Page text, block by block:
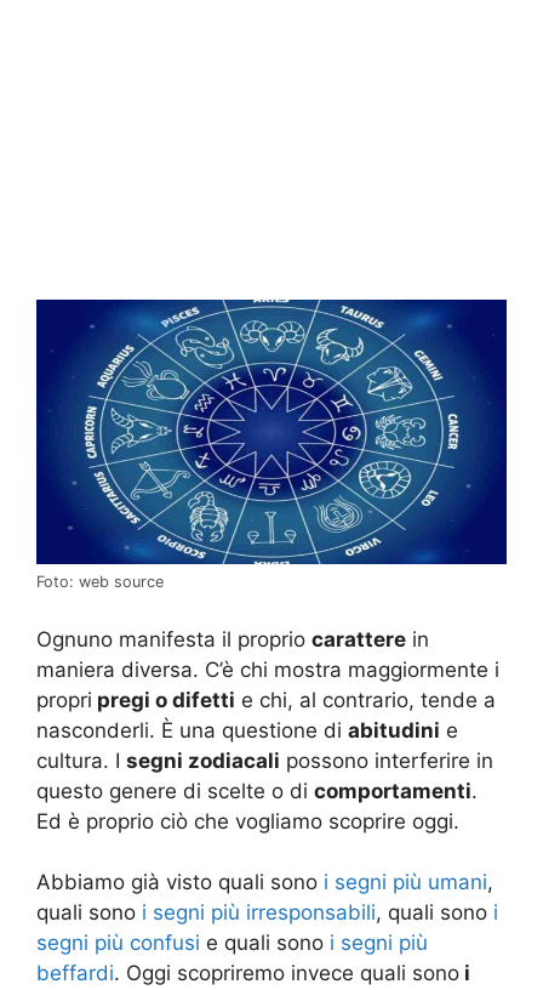
Foto: web source
Ognuno manifesta il proprio carattere in
maniera diversa. C’è chi mostra maggiormente i
propri pregi o difetti e chi, al contrario, tende a
nasconderli. È una questione di abitudini e
cultura. I segni zodiacali possono interferire in
questo genere di scelte o di comportamenti.
Ed è proprio ciò che vogliamo scoprire oggi.
Abbiamo già visto quali sono i segni più umani,
quali sono i segni più irresponsabili, quali sono i
segni più confusi e quali sono i segni più
beffardi. Oggi scopriremo invece quali sono i